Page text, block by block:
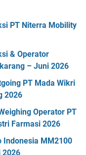
PT Niterra Mobility
& Operator
– Juni 2026
PT Mada Wikri
2026
Operator PT
Farmasi 2026
Indonesia MM2100
2026